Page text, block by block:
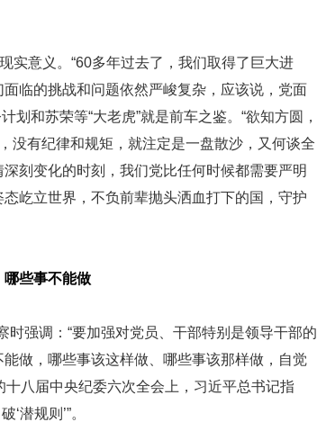
实意义。“60多年过去了，我们取得了巨大进
临的挑战和问题依然严峻复杂，应该说，党面
划和苏荣等“大老虎”就是前车之鉴。“欲知方圆，
没有纪律和规矩，就注定是一盘散沙，又何谈全
刻变化的时刻，我们党比任何时候都需要严明
屹立世界，不负前辈抛头洒血打下的国，守护
哪些事不能做
强调：“要加强对党员、干部特别是领导干部的
做，哪些事该这样做、哪些事该那样做，自觉
八届中央纪委六次全会上，习近平总书记指
潜规则’”。